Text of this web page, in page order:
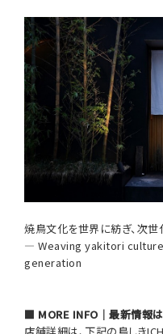
焼鳥文化を世界に紡ぎ、次世
— Weaving yakitori
generation
■ MORE INFO｜最新情報は
店舗詳細は、下記の鳥しき